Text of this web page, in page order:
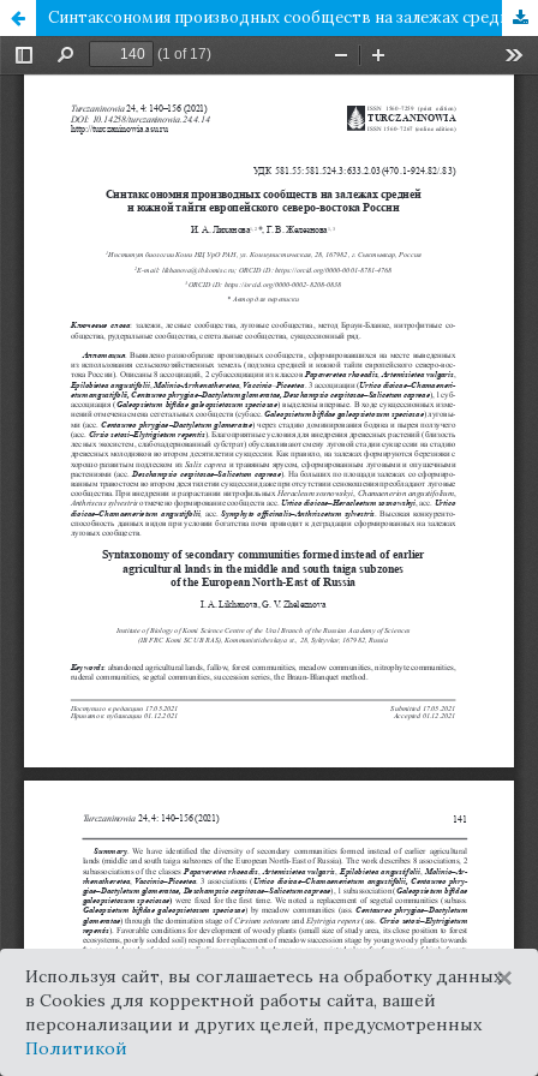
Синтаксономия производных сообществ на залежах средней и южной тайги европейского северо-востока России
Используя сайт, вы соглашаетесь на обработку данных
в Cookies для корректной работы сайта, вашей
персонализации и других целей, предусмотренных
Политикой
×